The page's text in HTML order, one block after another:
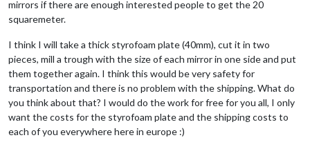
mirrors if there are enough interested people to get the 20
squaremeter.
I think I will take a thick styrofoam plate (40mm), cut it in two
pieces, mill a trough with the size of each mirror in one side and put
them together again. I think this would be very safety for
transportation and there is no problem with the shipping. What do
you think about that? I would do the work for free for you all, I only
want the costs for the styrofoam plate and the shipping costs to
each of you everywhere here in europe :)